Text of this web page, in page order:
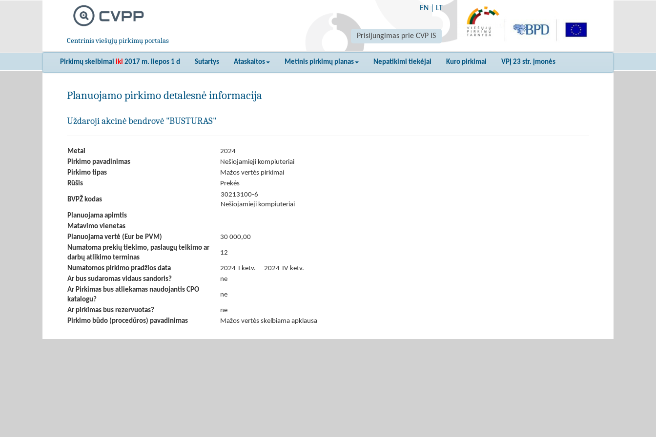
Centrinis viešųjų pirkimų portalas
EN LT
Prisijungimas prie CVP IS
Pirkimų skelbimai iki 2017 m. liepos 1 d Sutartys Ataskaitos Metinis pirkimų planas Nepatikimi tiekėjai Kuro pirkimai VPĮ 23 str. įmonės
Planuojamo pirkimo detalesnė informacija
Uždaroji akcinė bendrovė "BUSTURAS"
Metai
2024
Pirkimo pavadinimas
Nešiojamieji kompiuteriai
Pirkimo tipas
Mažos vertės pirkimai
Rūšis
Prekės
BVPŽ kodas
30213100-6
Nešiojamieji kompiuteriai
Planuojama apimtis
Matavimo vienetas
Planuojama vertė (Eur be PVM)
30 000,00
Numatoma prekių tiekimo, paslaugų teikimo ar
darbų atlikimo terminas
12
Numatomos pirkimo pradžios data
2024-I ketv. - 2024-IV ketv.
Ar bus sudaromas vidaus sandoris?
ne
Ar Pirkimas bus atliekamas naudojantis CPO
katalogu?
ne
Ar pirkimas bus rezervuotas?
ne
Pirkimo būdo (procedūros) pavadinimas
Mažos vertės skelbiama apklausa